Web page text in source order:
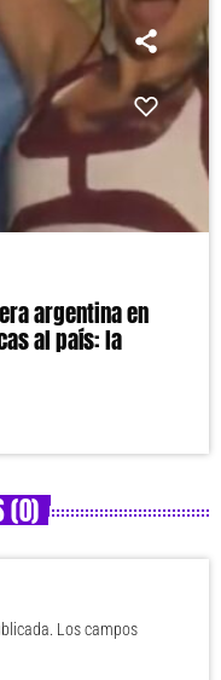
argentina en
al país: la
(0)
Los campos